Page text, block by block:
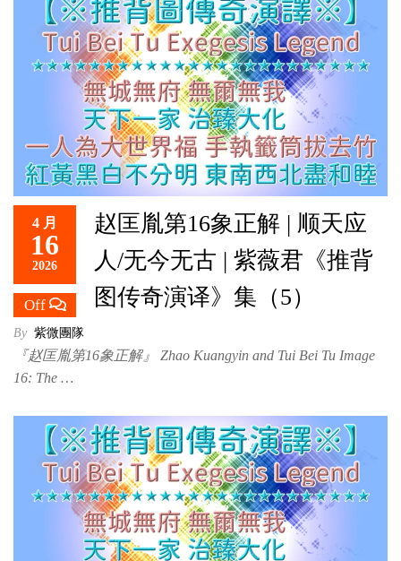
4 月
16
2026
Off
赵匡胤第16象正解 | 顺天应
人/无今无古 | 紫薇君《推背
图传奇演译》集（5）
By 紫微團隊
『赵匡胤第16象正解』 Zhao Kuangyin and Tui Bei Tu Image
16: The …